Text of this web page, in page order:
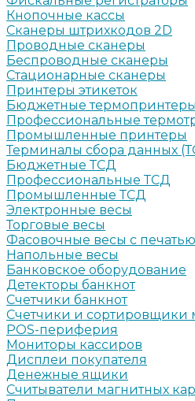
Кнопочные кассы
Сканеры штрихкодов 2D
Проводные сканеры
Беспроводные сканеры
Стационарные сканеры
Принтеры этикеток
Бюджетные термопринтеры
Профессиональные
Промышленные принтеры
Терминалы сбора данных
Бюджетные ТСД
Профессиональные ТСД
Промышленные ТСД
Электронные весы
Торговые весы
Фасовочные весы с печатью
Напольные весы
Банковское оборудование
Детекторы банкнот
Счетчики банкнот
Счетчики и сортировщики
POS-периферия
Мониторы кассиров
Дисплеи покупателя
Денежные ящики
Считыватели магнитных